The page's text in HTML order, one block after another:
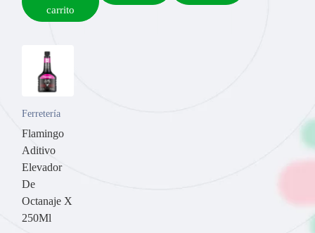
carrito
Ferretería
Flamingo
Aditivo
Elevador
De
Octanaje X
250Ml